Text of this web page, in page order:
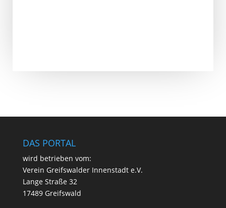
DAS PORTAL
wird betrie­ben vom:
Ver­ein Greifs­wal­der Innen­stadt e.V.
Lan­ge Stra­ße 32
17489 Greifswald